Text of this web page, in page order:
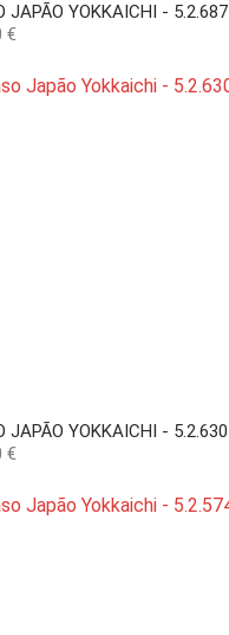
JAPÃO YOKKAICHI - 5.2.687
€
JAPÃO YOKKAICHI - 5.2.630
€